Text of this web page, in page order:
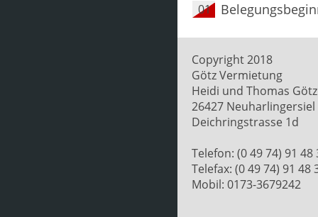
01
Copyright 2018
Götz Vermietung
Heidi und Thomas Götz
26427 Neuharlingersiel
Deichringstrasse 1d
Telefon: (0 49 74) 91 48
Telefax: (0 49 74) 91 48
Mobil: 0173-3679242